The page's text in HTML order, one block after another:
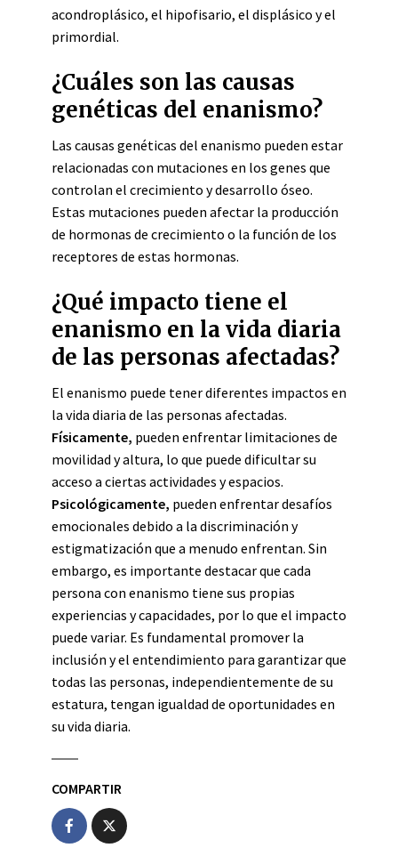
acondroplásico, el hipofisario, el displásico y el
primordial.
¿Cuáles son las causas
genéticas del enanismo?
Las causas genéticas del enanismo pueden estar
relacionadas con mutaciones en los genes que
controlan el crecimiento y desarrollo óseo.
Estas mutaciones pueden afectar la producción
de hormonas de crecimiento o la función de los
receptores de estas hormonas.
¿Qué impacto tiene el
enanismo en la vida diaria
de las personas afectadas?
El enanismo puede tener diferentes impactos en
la vida diaria de las personas afectadas.
Físicamente, pueden enfrentar limitaciones de
movilidad y altura, lo que puede dificultar su
acceso a ciertas actividades y espacios.
Psicológicamente, pueden enfrentar desafíos
emocionales debido a la discriminación y
estigmatización que a menudo enfrentan. Sin
embargo, es importante destacar que cada
persona con enanismo tiene sus propias
experiencias y capacidades, por lo que el impacto
puede variar. Es fundamental promover la
inclusión y el entendimiento para garantizar que
todas las personas, independientemente de su
estatura, tengan igualdad de oportunidades en
su vida diaria.
COMPARTIR